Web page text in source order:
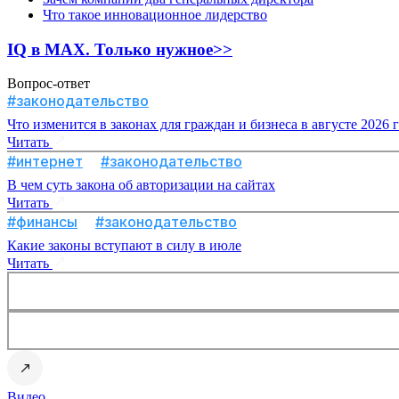
Что такое инновационное лидерство
IQ в MAX. Только нужное>>
Вопрос-ответ
#законодательство
Что изменится в законах для граждан и бизнеса в августе 2026
Читать
#интернет #законодательство
В чем суть закона об авторизации на сайтах
Читать
#финансы #законодательство
Какие законы вступают в силу в июле
Читать